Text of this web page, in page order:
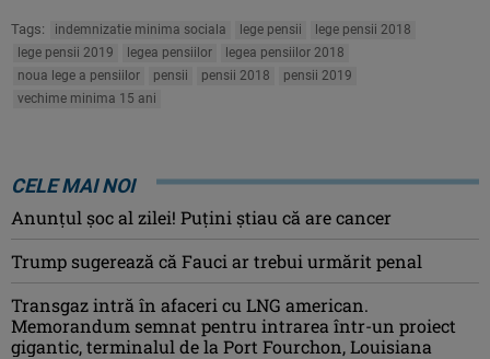
Tags: indemnizatie minima sociala lege pensii
lege pensii 2018
lege pensii 2019
legea pensiilor
legea pensiilor 2018
noua lege a pensiilor
pensii pensii 2018
pensii 2019
vechime minima 15 ani
CELE MAI NOI
Anunţul şoc al zilei! Puţini ştiau că are cancer
Trump sugerează că Fauci ar trebui urmărit penal
Transgaz intră în afaceri cu LNG american.
Memorandum semnat pentru intrarea într-un proiect
gigantic, terminalul de la Port Fourchon, Louisiana